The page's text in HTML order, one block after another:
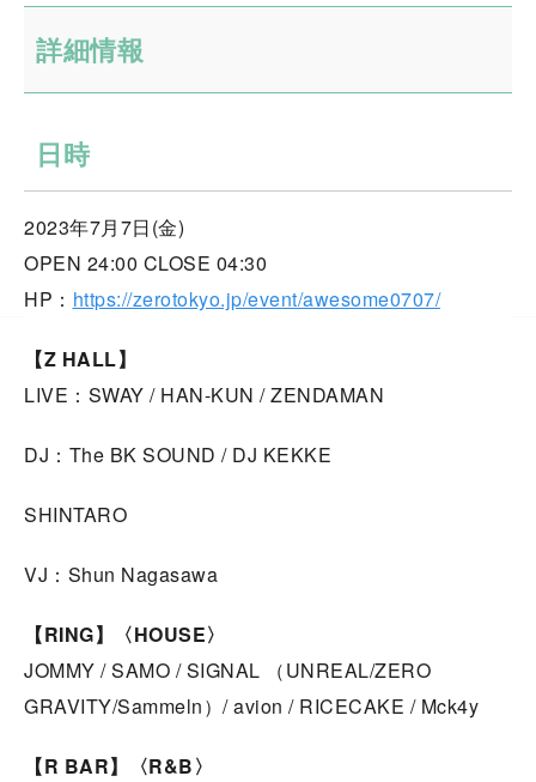
詳細情報
日時
2023年7月7日(金)
OPEN 24:00 CLOSE 04:30
HP： https://zerotokyo.jp/event/awesome0707/
【Z HALL】
LIVE：SWAY / HAN-KUN / ZENDAMAN
DJ：The BK SOUND / DJ KEKKE
SHINTARO
VJ：Shun Nagasawa
【RING】〈HOUSE〉
JOMMY / SAMO / SIGNAL （UNREAL/ZERO
GRAVITY/Sammeln）/ avion / RICECAKE / Mck4y
【R BAR】〈R&B〉